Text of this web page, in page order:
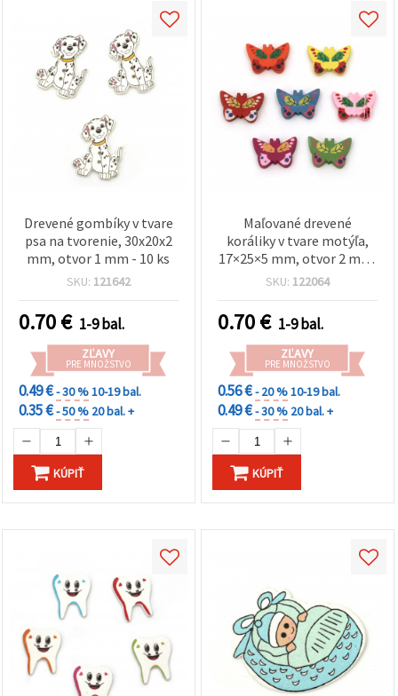
Drevené gombíky v tvare
psa na tvorenie, 30x20x2
mm, otvor 1 mm - 10 ks
SKU: 121642
0.70€ 1-9 bal.
ZĽAVY
PRE MNOŽSTVO
0.49 €- 30 %10-19 bal.
0.35 €- 50 % 20 bal. +
KÚPIŤ
Maľované drevené
koráliky v tvare motýľa,
17×25×5 mm, otvor 2 mm,
MIX farieb – 10 ks
SKU: 122064
0.70€ 1-9 bal.
ZĽAVY
PRE MNOŽSTVO
0.56 €- 20 %10-19 bal.
0.49 €- 30 % 20 bal. +
KÚPIŤ